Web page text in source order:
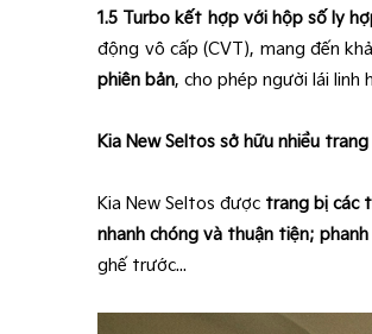
1.5 Turbo kết hợp với hộp số ly
động vô cấp (CVT), mang đến
phiên bản, cho phép người lái linh
Kia New Seltos sở hữu nhiều
Kia New Seltos được trang bị các
nhanh chóng và thuận tiện;
ghế trước...